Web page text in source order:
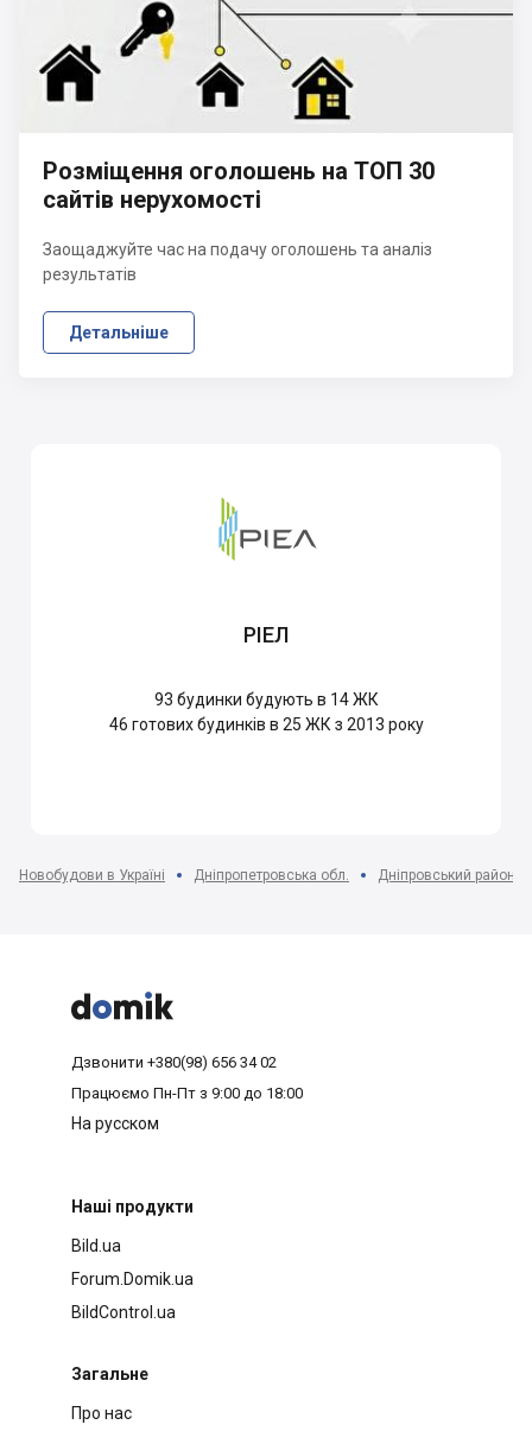
Розміщення оголошень на ТОП 30
сайтів нерухомості
Заощаджуйте час на подачу оголошень та аналіз
результатів
Детальніше
РІЕЛ
93 будинки будують в 14 ЖК
46 готових будинків в 25 ЖК з 2013 року
Новобудови в Україні Дніпропетровська обл. Дніпровський район



Дзвонити +380(98) 656 34 02
Працюємо Пн-Пт з 9:00 до 18:00
На русском
Наші продукти
Bild.ua
Forum.Domik.ua
BildControl.ua
Загальне
Про нас